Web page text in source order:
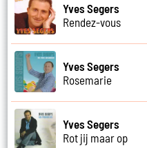
Yves Segers
Rendez-vous
Yves Segers
Rosemarie
Yves Segers
Rot jij maar op